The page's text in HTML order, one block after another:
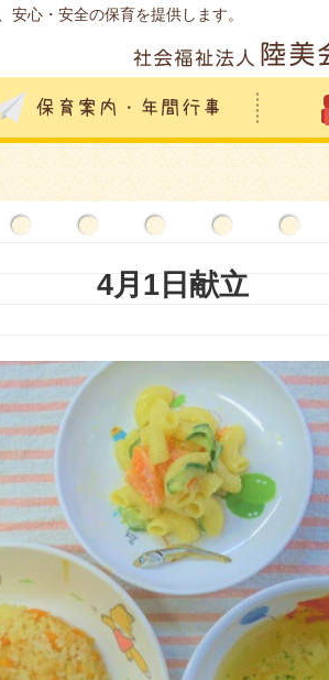
心・安全の保育を提供します。
4月1日献立